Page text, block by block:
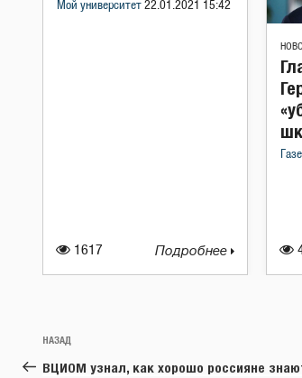
1617
Мой университет 22.01.2021 15:42
Подробнее
Навигация
по
Предыдущая
запись:
НАЗАД
ВЦИОМ узнал, как хорошо россияне